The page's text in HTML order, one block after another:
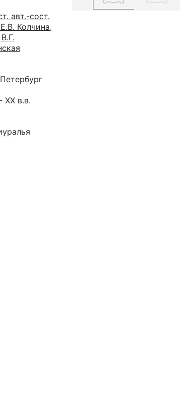
авт.-сост.
Колчина,
ХХ в.в.